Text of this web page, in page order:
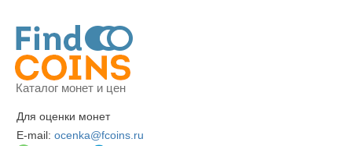
Каталог монет и цен
Для оценки монет
E-mail: ocenka@fcoins.ru